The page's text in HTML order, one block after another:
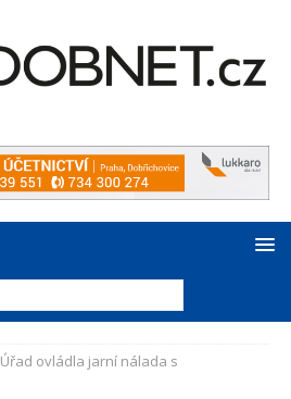
Úřad ovládla jarní nálada s